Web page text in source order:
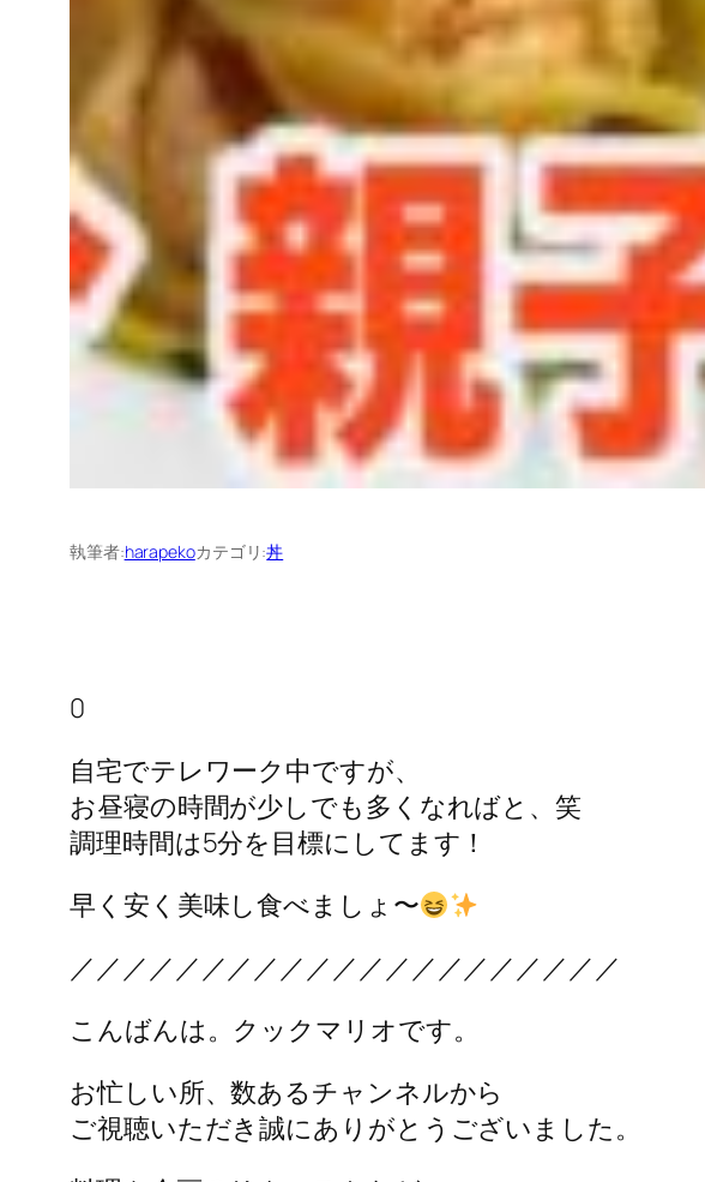
執筆者:harapekoカテゴリ:丼
0
自宅でテレワーク中ですが、
お昼寝の時間が少しでも多くなればと、笑
調理時間は5分を目標にしてます！
早く安く美味し食べましょ〜
／／／／／／／／／／／／／／／／／／／／／
こんばんは。クックマリオです。
お忙しい所、数あるチャンネルから
ご視聴いただき誠にありがとうございました。